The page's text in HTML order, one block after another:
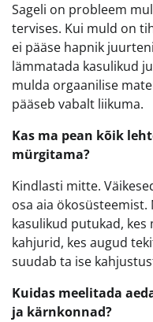
Sageli on probleem
tervises. Kui muld on
ei pääse hapnik
lämmatada kasulikud
mulda orgaanilise
pääseb vabalt liikuma.
Kas ma pean kõik
mürgitama?
Kindlasti mitte.
osa aia
kasulikud putukad,
kahjurid, kes augud
suudab ta ise
Kuidas meelitada
ja kärnkonnad?